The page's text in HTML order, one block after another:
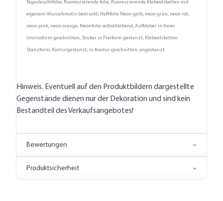
Tagesleuchtfolie, fluoreszierende folie, fluoreszierende Klebeetiketten mit
eigenem Wunschmotiv bedruckt, Haftfolie Neon gelb, neon grün, neon rot,
neon pink, neon orange, Neonfolie selbstklebend, Aufkleber in freier
Umrissform geschnitten, Sticker in Freiform gestanzt, Klebeetiketten
Stanzform, Konturgestanzt, in Kontur geschnitten, angestanzt
Hinweis. Eventuell auf den Produktbildern dargestellte
Gegenstände dienen nur der Dekoration und sind kein
Bestandteil des Verkaufsangebotes!
Bewertungen
Produktsicherheit